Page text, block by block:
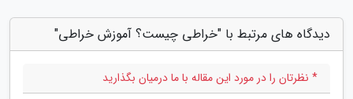
دیدگاه های مرتبط با "خراطی چیست؟ آموزش خراطی"
* نظرتان را در مورد این مقاله با ما درمیان بگذارید